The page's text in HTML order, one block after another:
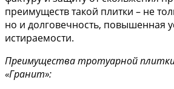
преимуществ такой плитки – не
но и долговечность, повышенная
истираемости.
Преимущества тротуарной плитки
«Гранит»: